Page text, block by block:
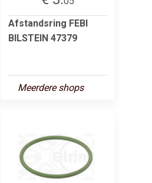
Afstandsring FEBI
BILSTEIN 47379
Meerdere shops